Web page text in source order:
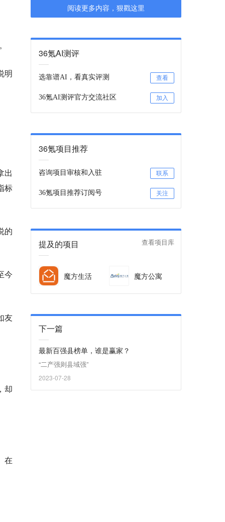
明
出
标
的
今
友
却
在
阅读更多内容，狠戳这里
36氪AI测评
选靠谱AI，看真实评测 查看
36氪AI测评官方交流社区 加入
36氪项目推荐
咨询项目审核和入驻 联系
36氪项目推荐订阅号 关注
提及的项目 查看项目库
魔方生活 魔方公寓
下一篇
最新百强县榜单，谁是赢家？
“二产强则县域强”
2023-07-28